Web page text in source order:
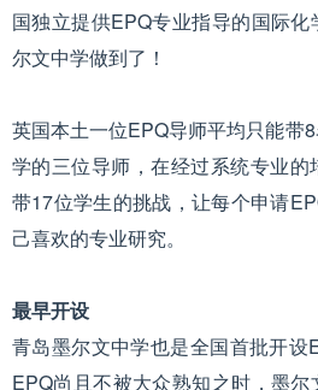
国独立提供EPQ专业指导的国际
尔文中学做到了！
英国本土一位EPQ导师平均只能带
学的三位导师，在经过系统专业的
带17位学生的挑战，让每个申请
己喜欢的专业研究。
最早开设
青岛墨尔文中学也是全国首批开设
EPQ尚且不被大众熟知之时，墨